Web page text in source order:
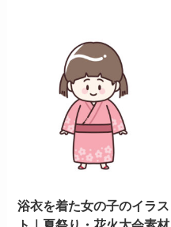
浴衣を着た女の子のイラス